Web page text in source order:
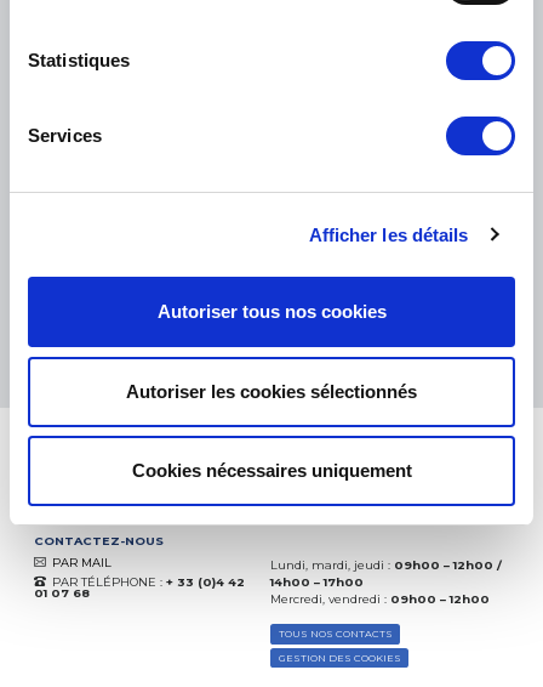
Statistiques
Services
Afficher les détails
Autoriser tous nos cookies
Autoriser les cookies sélectionnés
Cookies nécessaires uniquement
PETITS COLIS : TNT, GÉODIS, FRANCE EXPRESS, DPD
eKomi
Excellent: 4.5/5
Basé sur37850 avis
CONTACTEZ-NOUS
PAR MAIL
PAR TÉLÉPHONE : + 33 (0)4 42
01 07 68
Lundi, mardi, jeudi : 09h00 – 12h00 /
14h00 – 17h00
Mercredi, vendredi : 09h00 – 12h00
TOUS NOS CONTACTS
GESTION DES COOKIES